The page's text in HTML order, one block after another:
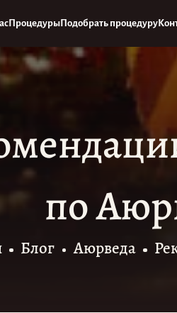
Процедуры Подобрать процедуру
по
Блог Аюрведа